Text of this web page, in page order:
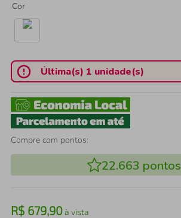
Cor
Última(s) 1 unidade(s)
Compre com pontos:
22.663 pontos
R$ 679,90à vista